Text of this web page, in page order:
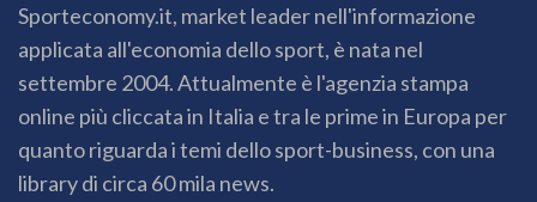
Sporteconomy.it, market leader nell'informazione
applicata all'economia dello sport, è nata nel
settembre 2004. Attualmente è l'agenzia stampa
online più cliccata in Italia e tra le prime in Europa per
quanto riguarda i temi dello sport-business, con una
library di circa 60 mila news.